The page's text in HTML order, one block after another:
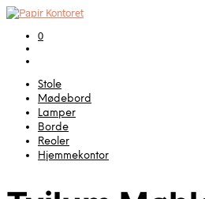
0
Stole
Mødebord
Lamper
Borde
Reoler
Hjemmekontor